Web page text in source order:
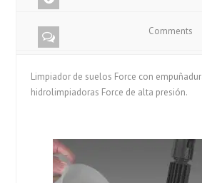
Comments
Limpiador de suelos Force con
hidrolimpiadoras Force de alta presión.